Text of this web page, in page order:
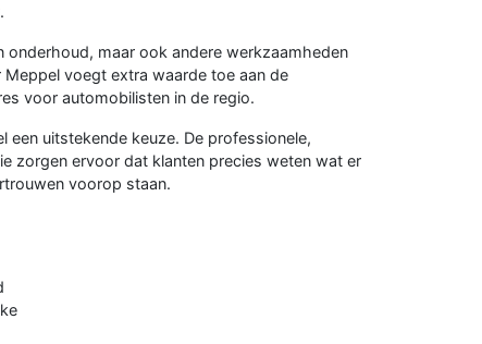
onderhoud, maar ook andere werkzaamheden
voegt extra waarde toe aan de
voor automobilisten in de regio.
een uitstekende keuze. De professionele,
zorgen ervoor dat klanten precies weten wat er
voorop staan.